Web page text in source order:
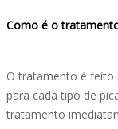
Como é o
O tratamento é feito
para cada tipo de
tratamento